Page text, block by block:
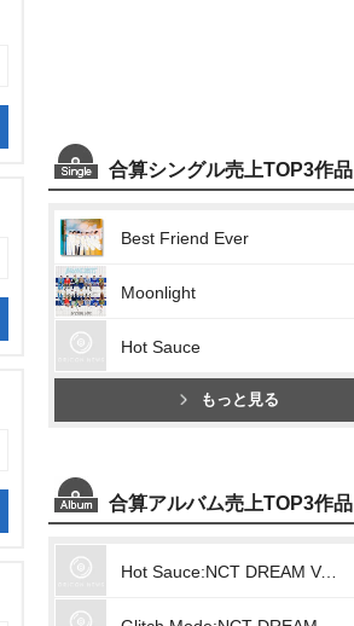
合算シングル売上TOP3作品
Best Friend Ever
Moonlight
Hot Sauce
もっと見る
合算アルバム売上TOP3作品
Hot Sauce:NCT DREAM Vol.1